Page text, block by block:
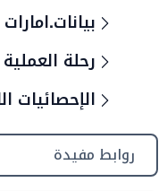
بيانات.امارات
رحلة العملية
الإحصائيات
روابط مفيدة